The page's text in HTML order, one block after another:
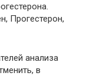
Прогестерон,
анализа
в